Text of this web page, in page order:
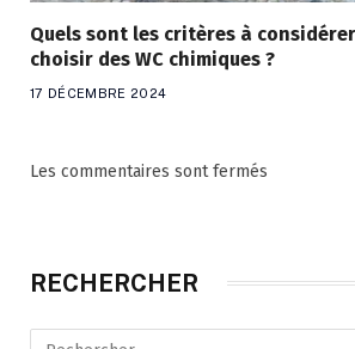
Quels sont les critères à
choisir des WC chimiques ?
17 DÉCEMBRE 2024
Les commentaires sont fermés
RECHERCHER